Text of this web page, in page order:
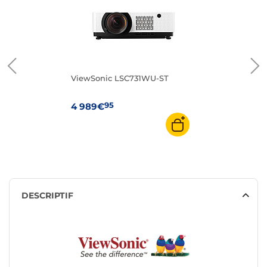
ViewSonic LSC731WU-ST
4 989€95
DESCRIPTIF